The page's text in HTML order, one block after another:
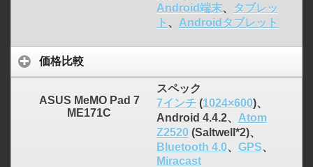
Android端末、
タブレッ
ト 、 Androidタブレット
価格比較
ASUS MeMO Pad 7
ME171C
スペック
7インチ(1024×600)、
Android 4.4.2、 Atom
Z2520 (Saltwell*2)、
Bluetooth 4.0、 GPS、
Miracast
click to expand contents